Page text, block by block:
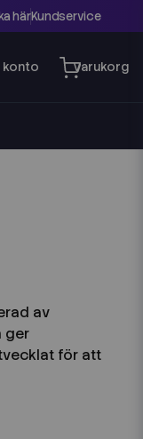
härKundservice
av
ger
för att